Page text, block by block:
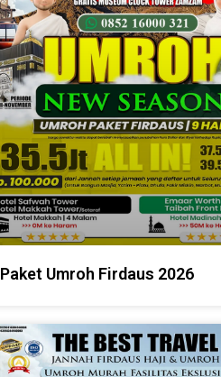
Paket Umroh Firdaus 2026